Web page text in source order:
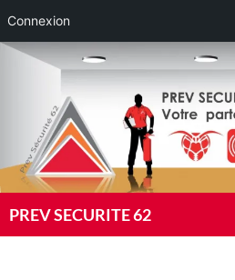
Connexion
Aller
PREV SECURITE 62